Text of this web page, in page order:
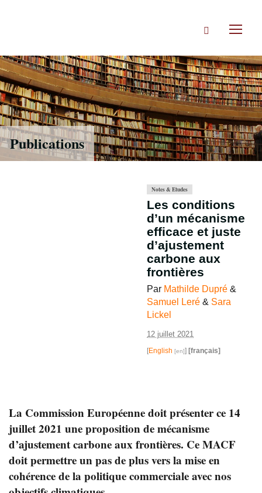
Rechercher
Publications
Notes & Etudes
Les conditions
d’un mécanisme
efficace et juste
d’ajustement
carbone aux
frontières
Par Mathilde Dupré &
Samuel Leré & Sara
Lickel
12 juillet 2021
[English ] [français]
La Commission Européenne doit présenter ce 14
juillet 2021 une proposition de mécanisme
d’ajustement carbone aux frontières. Ce MACF
doit permettre un pas de plus vers la mise en
cohérence de la politique commerciale avec nos